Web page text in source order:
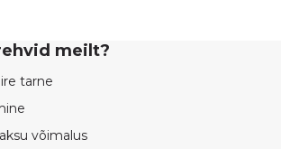
meilt?
tarne
võimalus